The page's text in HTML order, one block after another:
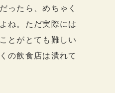
ったら、めちゃく
ね。ただ実際には
とがとても難しい
の飲食店は潰れて